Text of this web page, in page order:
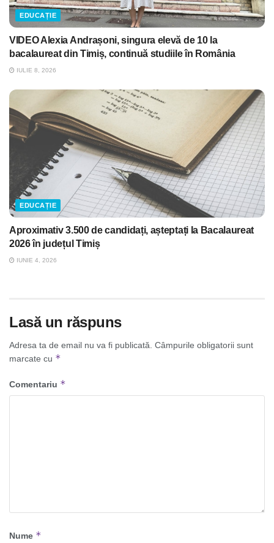
EDUCAȚIE
VIDEO Alexia Andrașoni, singura elevă de 10 la
bacalaureat din Timiș, continuă studiile în România
IULIE 8, 2026
EDUCAȚIE
Aproximativ 3.500 de candidați, așteptați la Bacalaureat
2026 în județul Timiș
IUNIE 4, 2026
Lasă un răspuns
Adresa ta de email nu va fi publicată. Câmpurile obligatorii sunt
marcate cu *
Comentariu *
Nume *